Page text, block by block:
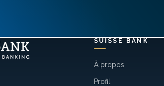
SUISSE BANK
À propos
Profil